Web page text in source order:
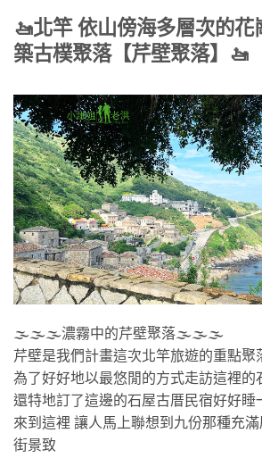
🚤北竿 依山傍海多層次的花
築古樸聚落【芹壁聚落】 🚤
🌫🌫🌫濃霧中的芹壁聚落🌫🌫🌫
芹壁是我們計畫這次北竿旅遊的重點聚
為了好好地以最悠閒的方式走訪這裡的
還特地訂了這邊的石屋古厝民宿好好睡
來到這裡 讓人馬上聯想到九份那種充
街景致